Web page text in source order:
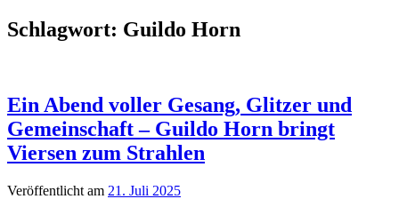
Schlagwort: Guildo Horn
Ein Abend voller Gesang, Glitzer und
Gemeinschaft – Guildo Horn bringt
Viersen zum Strahlen
Veröffentlicht am 21. Juli 2025